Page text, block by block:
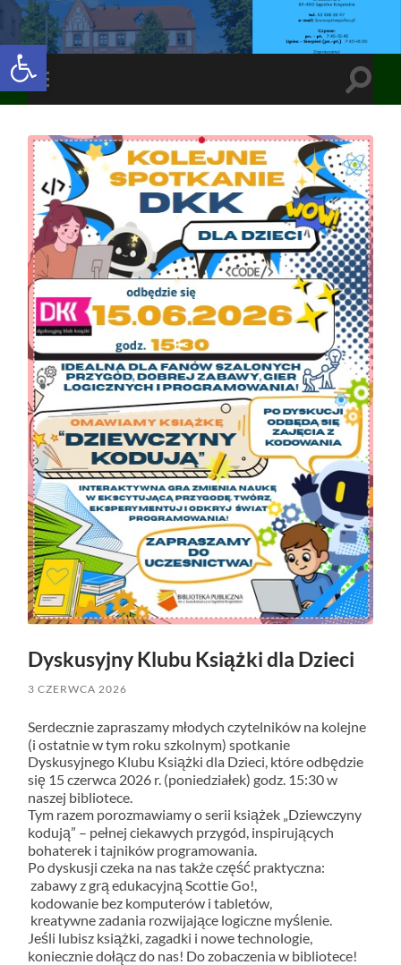
Open toolbar
Toggle
mobile
Toggle
Dyskusyjny Klubu Książki dla Dzieci
3 CZERWCA 2026
Serdecznie zapraszamy młodych czytelników na kolejne
(i ostatnie w tym roku szkolnym) spotkanie
Dyskusyjnego Klubu Książki dla Dzieci, które odbędzie
się 15 czerwca 2026 r. (poniedziałek) godz. 15:30 w
naszej bibliotece.
Tym razem porozmawiamy o serii książek „Dziewczyny
kodują” – pełnej ciekawych przygód, inspirujących
bohaterek i tajników programowania.
Po dyskusji czeka na nas także część praktyczna:
zabawy z grą edukacyjną Scottie Go!,
kodowanie bez komputerów i tabletów,
kreatywne zadania rozwijające logiczne myślenie.
Jeśli lubisz książki, zagadki i nowe technologie,
koniecznie dołącz do nas! Do zobaczenia w bibliotece!